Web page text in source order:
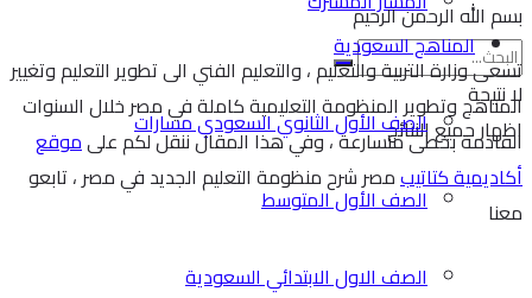
لا نتيجة
اظهار جميع النتائج
المناهج السعودية
الصف الأول الثانوي السعودي مسارات
الصف الأول المتوسط
الصف الاول الابتدائي السعودية
بسم الله الرحمن الرحيم
تسعى وزارة التربية والتعليم ، والتعليم الفني الى تطوير التعليم وتغيير
المناهج وتطوير المنظومة التعليمية كاملة في مصر خلال السنوات
القادمة بخطى متسارعة ، وفي هذا المقال ننقل لكم علىموقع
أكاديمية كتاتيبمصر شرح منظومة التعليم الجديد في مصر ، تابعو
معنا